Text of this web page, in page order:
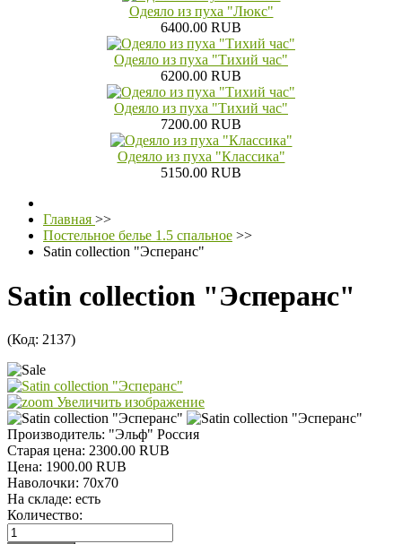
Одеяло из пуха "Люкс"
6400.00 RUB
Одеяло из пуха "Тихий час"
6200.00 RUB
Одеяло из пуха "Тихий час"
7200.00 RUB
Одеяло из пуха "Классика"
5150.00 RUB
Главная >>
Постельное белье 1.5 спальное >>
Satin collection "Эсперанс"
Satin collection "Эсперанс"
(Код: 2137)
Увеличить изображение
Производитель: "Эльф" Россия
Старая цена: 2300.00 RUB
Цена: 1900.00 RUB
Наволочки: 70х70
На складе: есть
Количество: